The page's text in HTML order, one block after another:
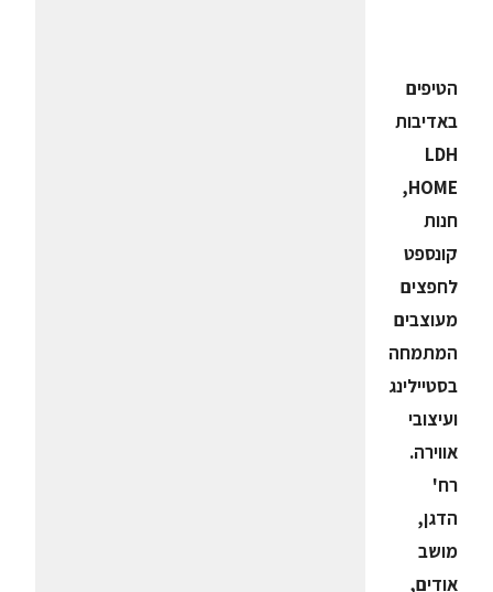
הטיפים
באדיבות
LDH
HOME,
חנות
קונספט
לחפצים
מעוצבים
המתמחה
בסטיילינג
ועיצובי
אווירה.
רח'
הדגן,
מושב
אודים,